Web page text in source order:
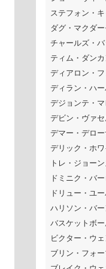
ステフォン・
ダグ・マクダー
チャールズ・
ティム・ダンカ
ディアロン・
ディラン・ハー
デジョンテ・マ
デビン・ヴァ
デマー・デロー
デリック・ホワ
トレ・ジョー
ドミニク・バー
ドリュー・ユ
ハリソン・バ
バスケットボ
ビクター・ウ
ブリン・フォー